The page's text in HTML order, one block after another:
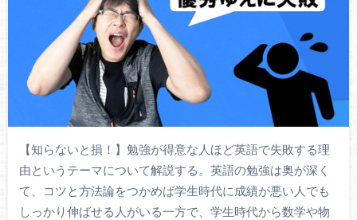
【知らないと損！】勉強が得意な人ほど英語で失敗する理
由というテーマについて解説する。英語の勉強は奥が深く
て、コツと方法論をつかめば学生時代に成績が悪い人でも
しっかり伸ばせる人がいる一方で、学生時代から数学や物